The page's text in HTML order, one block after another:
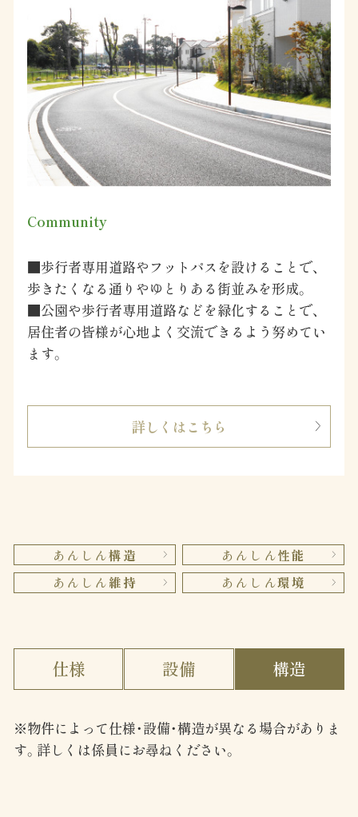
Community
■歩行者専用道路やフットパスを設けることで、
歩きたくなる通りやゆとりある街並みを形成。
■公園や歩行者専用道路などを緑化することで、
居住者の皆様が心地よく交流できるよう努めてい
ます。
詳しくはこちら
あんしん構造 あんしん性能
あんしん維持 あんしん環境
仕様 設備 構造
※物件によって仕様・設備・構造が異なる場合がありま
す。詳しくは係員にお尋ねください。